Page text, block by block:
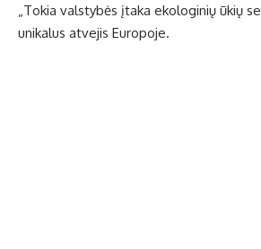
„Tokia valstybės įtaka ekologinių ūkių
unikalus atvejis Europoje.